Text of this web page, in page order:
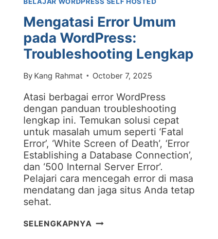
AHLINYA
Mengatasi Error Umum
pada WordPress:
Troubleshooting Lengkap
By Kang Rahmat October 7, 2025
Atasi berbagai error WordPress
dengan panduan troubleshooting
lengkap ini. Temukan solusi cepat
untuk masalah umum seperti ‘Fatal
Error’, ‘White Screen of Death’, ‘Error
Establishing a Database Connection’,
dan ‘500 Internal Server Error’.
Pelajari cara mencegah error di masa
mendatang dan jaga situs Anda tetap
sehat.
SELENGKAPNYA MENGATASI